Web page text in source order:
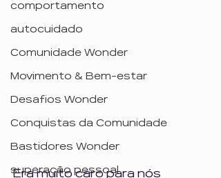
comportamento
autocuidado
Comunidade Wonder
Movimento & Bem-estar
Desafios Wonder
Conquistas da Comunidade
Bastidores Wonder
superação pessoal
Era muito caro para nós